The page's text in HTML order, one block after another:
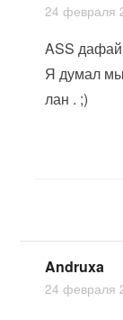
24 февраля
ASS дафай
Я думал
лан . ;)
Andruxa
24 февраля